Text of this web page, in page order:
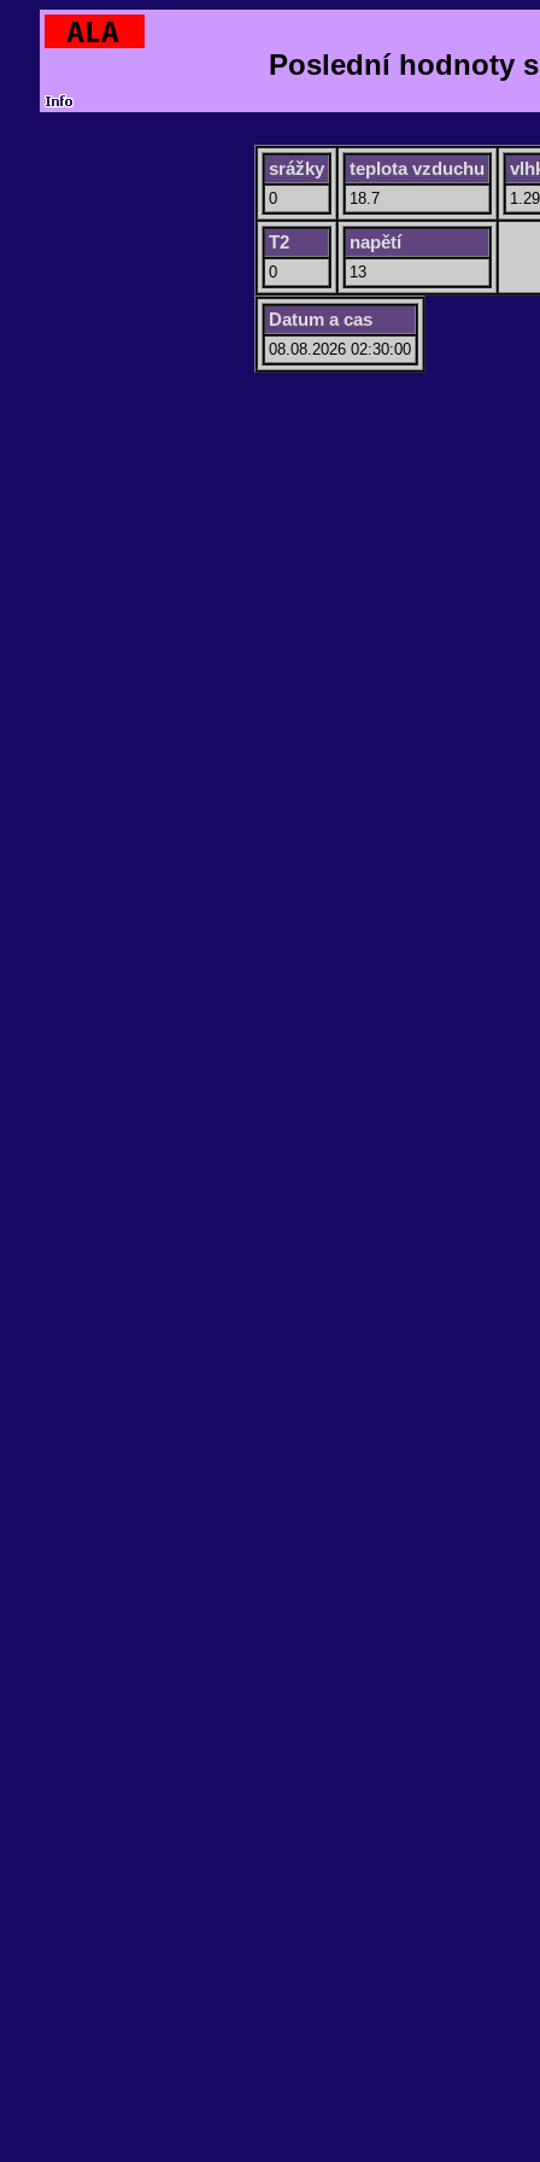
Poslední hodnoty
srážky
0
teplota vzduchu
18.7
T2
0
napětí
13
Datum a cas
08.08.2026 02:30:00